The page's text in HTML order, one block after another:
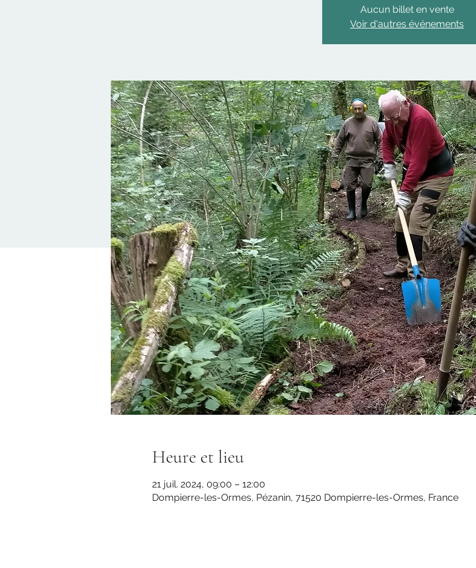
Aucun billet en vente
Voir d'autres événements
Heure et lieu
21 juil. 2024, 09:00 – 12:00
Dompierre-les-Ormes, Pézanin, 71520 Dompierre-les-Ormes, France